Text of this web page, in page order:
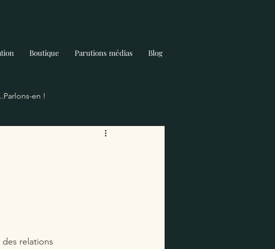
Boutique Parutions médias Blog
en !
Rapport à l'Argent
relations